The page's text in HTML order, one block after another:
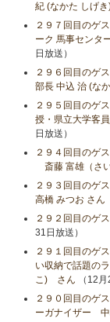
紀 (なかた しげ
２９７回目のゲ
ーク 馬事センタ
日放送）
２９６回目のゲ
部長 中込 治 (な
２９５回目のゲ
授・県立大学客
日放送）
２９４回目のゲ
斎藤 富雄（さ
２９３回目のゲ
高橋 みつお さん
２９２回目のゲ
31日放送）
２９１回目のゲ
い収納で話題の
こ) さん （12月
２９０回目のゲ
ーガナイザー